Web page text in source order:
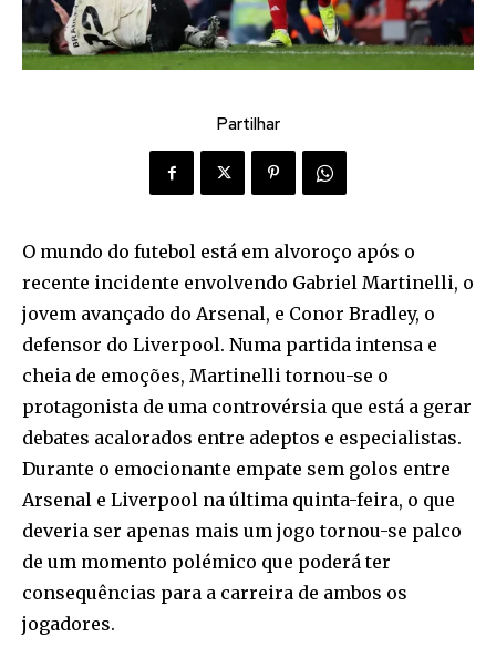
Partilhar
O mundo do futebol está em alvoroço após o
recente incidente envolvendo Gabriel Martinelli, o
jovem avançado do Arsenal, e Conor Bradley, o
defensor do Liverpool. Numa partida intensa e
cheia de emoções, Martinelli tornou-se o
protagonista de uma controvérsia que está a gerar
debates acalorados entre adeptos e especialistas.
Durante o emocionante empate sem golos entre
Arsenal e Liverpool na última quinta-feira, o que
deveria ser apenas mais um jogo tornou-se palco
de um momento polémico que poderá ter
consequências para a carreira de ambos os
jogadores.